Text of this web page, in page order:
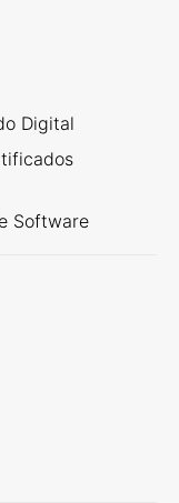
Digital
Software